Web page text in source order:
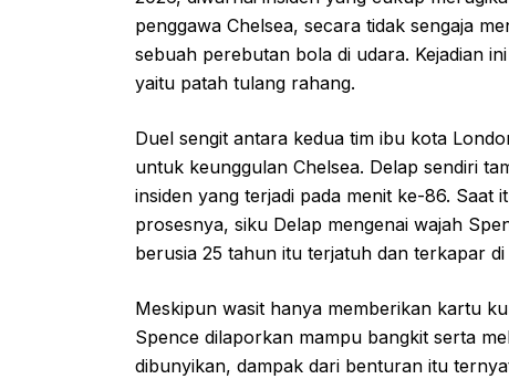
penggawa Chelsea, secara tidak sengaja
sebuah perebutan bola di udara. Kejadian
yaitu patah tulang rahang.
Duel sengit antara kedua tim ibu kota
untuk keunggulan Chelsea. Delap sendiri
insiden yang terjadi pada menit ke-86.
prosesnya, siku Delap mengenai wajah
berusia 25 tahun itu terjatuh dan terkapar di
Meskipun wasit hanya memberikan kartu
Spence dilaporkan mampu bangkit serta
dibunyikan, dampak dari benturan itu